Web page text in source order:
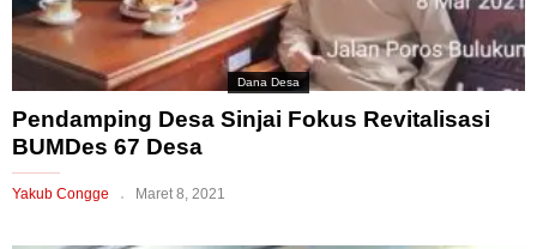
Dana Desa
Pendamping Desa Sinjai Fokus Revitalisasi
BUMDes 67 Desa
Yakub Congge Maret 8, 2021